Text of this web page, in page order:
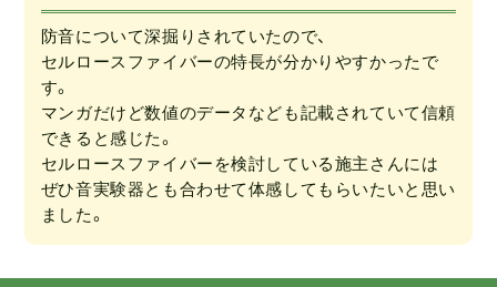
防音について深掘りされていたので、
セルロースファイバーの特長が分かりやすかったで
す。
マンガだけど数値のデータなども記載されていて信頼
できると感じた。
セルロースファイバーを検討している施主さんには
ぜひ音実験器とも合わせて体感してもらいたいと思い
ました。